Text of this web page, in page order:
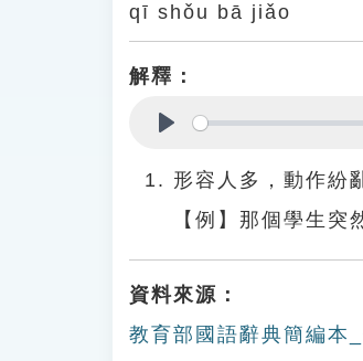
qī shǒu bā jiǎo
解釋：
形容人多，動作紛
【例】那個學生突
資料來源：
教育部國語辭典簡編本